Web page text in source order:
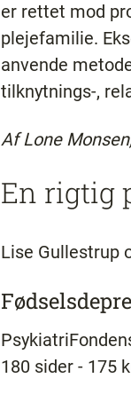
er rettet mod
plejefamilie.
anvende
tilknytnings-,
Af Lone
En rigtig
Lise Gullestrup
180 sider - 175